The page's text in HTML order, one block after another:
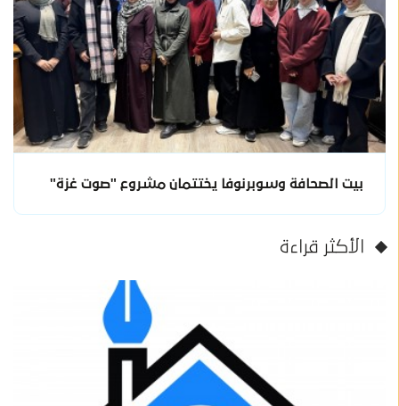
بيت الصحافة وسوبرنوفا يختتمان مشروع "صوت غزة"
الأكثر قراءة